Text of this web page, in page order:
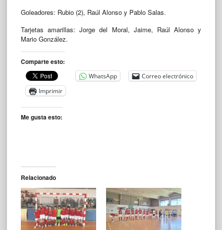
Goleadores: Rubio (2), Raúl Alonso y Pablo Salas.
Tarjetas amarillas: Jorge del Moral, Jaime, Raúl Alonso y
Mario González.
Comparte esto:
WhatsApp
Correo electrónico
Imprimir
Me gusta esto:
Relacionado